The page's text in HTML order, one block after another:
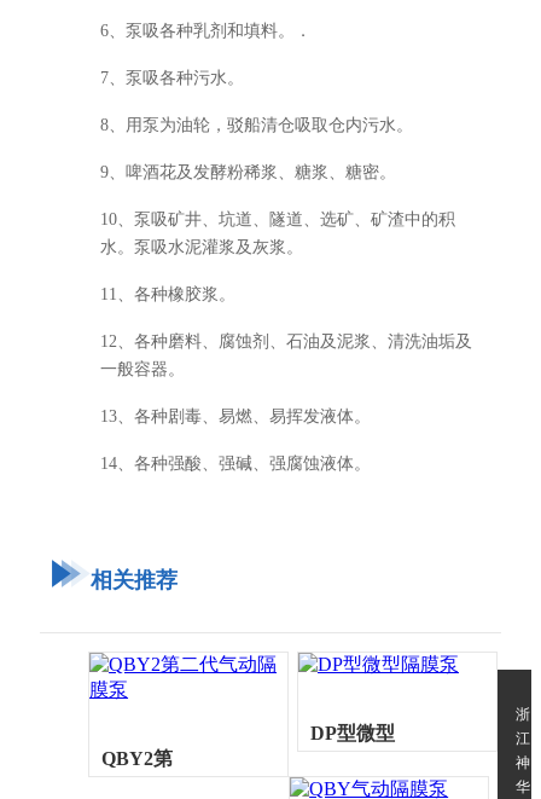
6、泵吸各种乳剂和填料。．
7、泵吸各种污水。
8、用泵为油轮，驳船清仓吸取仓内污水。
9、啤酒花及发酵粉稀浆、糖浆、糖密。
10、泵吸矿井、坑道、隧道、选矿、矿渣中的积
水。泵吸水泥灌浆及灰浆。
11、各种橡胶浆。
12、各种磨料、腐蚀剂、石油及泥浆、清洗油垢及
一般容器。
13、各种剧毒、易燃、易挥发液体。
14、各种强酸、强碱、强腐蚀液体。
相关推荐
QBY2第
DP型微型
浙
江
神
华